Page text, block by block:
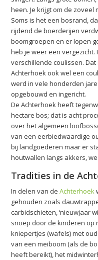
heen. Je krijgt om de
Soms is het een bosrand,
rijdend de boerderijen
boomgroepen en er lopen
heb je weer een
verschillende coulissen.
Achterhoek ook wel een
werd in vele honderden
opgebouwd en ingericht.
De Achterhoek heeft
hectare bos; dat is acht
over het algemeen
van een eerbiedwaardige
bij landgoederen maar er
houtwallen langs akkers,
Tradities in de
In delen van deAchterhoek
gehouden zoals
carbidschieten, ‘nieuwjaar
snoep door de kinderen op
kniepertjes (wafels) met
van een meiboom (als de
heeft bereikt), het